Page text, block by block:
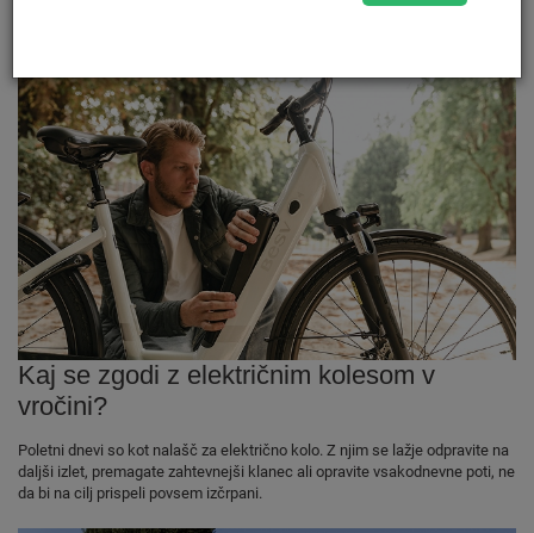
krajev, ki jih iz avtomobila morda sploh ne bi opazili. Še preden se začne
Kaj se zgodi z električnim kolesom v
vročini?
Poletni dnevi so kot nalašč za električno kolo. Z njim se lažje odpravite na
daljši izlet, premagate zahtevnejši klanec ali opravite vsakodnevne poti, ne
da bi na cilj prispeli povsem izčrpani.